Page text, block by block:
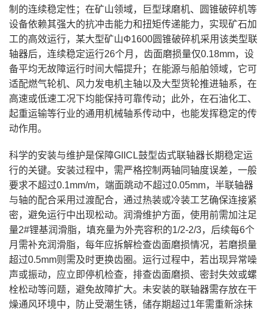
制的连续稳定性；在矿山领域，巨型球磨机、圆锥破碎机等
设备依赖其强大的抗冲击能力和扭矩传递能力，实现矿石加
工的高效运行，某大型矿山Φ1600圆锥破碎机采用该类型联
轴器后，连续稳定运行26个月，齿面磨损量仅0.18mm，设
备平均无故障运行时间大幅提升；在能源与船舶领域，它可
适配燃气轮机、风力发电机主轴以及大型货轮推进轴系，在
高速或低速工况下均能保持可靠传动；此外，在石油化工、
起重运输等行业的通用机械轴系传动中，也能发挥稳定的传
动作用。
科学的安装与维护是保障GIICL鼓型齿式联轴器长期稳定运
行的关键。安装过程中，需严格控制两轴同轴度误差，一般
要求不超过0.1mm/m，端面跳动不超过0.05mm，半联轴器
与轴的配合采用过渡配合，通过热装或冷装工艺确保连接紧
密，避免运行中出现松动。润滑维护方面，使用前需加注足
量2#锂基润滑脂，填充量为外壳容积的1/2-2/3，后续每6个
月需补充润滑脂，每年应拆解检查齿面磨损情况，若磨损量
超过0.5mm则需及时更换齿圈。运行过程中，若出现异常噪
声或振动，应立即停机检查，排查齿面磨损、密封失效或螺
栓松动等问题，避免故障扩大。未安装的联轴器需存放在干
燥通风环境中，防止受潮生锈，储存期超过1年需重新涂抹